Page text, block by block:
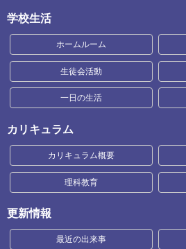
学校生活
ホームルーム
生徒会活動
一日の生活
カリキュラム
カリキュラム概要
理科教育
更新情報
最近の出来事